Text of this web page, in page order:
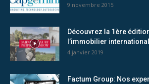
9 novembre 2015
Découvrez la 1ère
l’immobilier
4 janvier 2019
Factum Group: Nos